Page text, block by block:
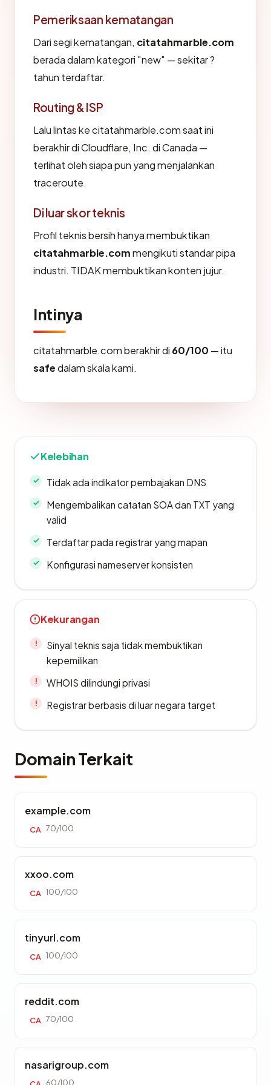
Pemeriksaan kematangan
Dari segi kematangan, citatahmarble.com
berada dalam kategori "new" — sekitar ?
tahun terdaftar.
Routing & ISP
Lalu lintas ke citatahmarble.com saat ini
berakhir di Cloudflare, Inc. di Canada —
terlihat oleh siapa pun yang menjalankan
traceroute.
Di luar skor teknis
Profil teknis bersih hanya membuktikan
citatahmarble.commengikuti standar pipa
industri. TIDAK membuktikan konten jujur.
Intinya
citatahmarble.com berakhir di 60/100 — itu
safedalam skala kami.
Kelebihan
Tidak ada indikator pembajakan DNS
Mengembalikan catatan SOA dan TXT yang
valid
Terdaftar pada registrar yang mapan
Konfigurasi nameserver konsisten
Kekurangan
Sinyal teknis saja tidak membuktikan
kepemilikan
WHOIS dilindungi privasi
Registrar berbasis di luar negara target
Domain Terkait
example.com
CA 70/100
xxoo.com
CA 100/100
tinyurl.com
CA 100/100
reddit.com
CA 70/100
nasarigroup.com
60/100